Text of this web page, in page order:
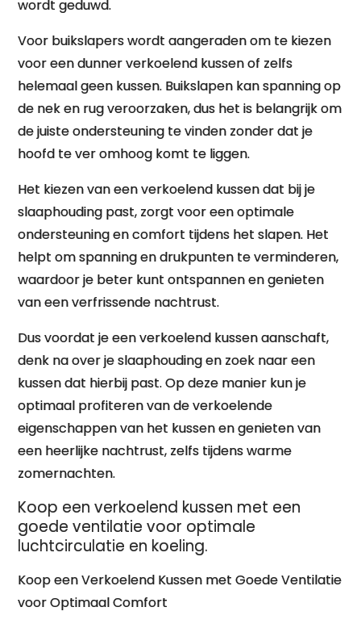
wordt geduwd.
Voor buikslapers wordt aangeraden om te kiezen
voor een dunner verkoelend kussen of zelfs
helemaal geen kussen. Buikslapen kan spanning op
de nek en rug veroorzaken, dus het is belangrijk om
de juiste ondersteuning te vinden zonder dat je
hoofd te ver omhoog komt te liggen.
Het kiezen van een verkoelend kussen dat bij je
slaaphouding past, zorgt voor een optimale
ondersteuning en comfort tijdens het slapen. Het
helpt om spanning en drukpunten te verminderen,
waardoor je beter kunt ontspannen en genieten
van een verfrissende nachtrust.
Dus voordat je een verkoelend kussen aanschaft,
denk na over je slaaphouding en zoek naar een
kussen dat hierbij past. Op deze manier kun je
optimaal profiteren van de verkoelende
eigenschappen van het kussen en genieten van
een heerlijke nachtrust, zelfs tijdens warme
zomernachten.
Koop een verkoelend kussen met een
goede ventilatie voor optimale
luchtcirculatie en koeling.
Koop een Verkoelend Kussen met Goede Ventilatie
voor Optimaal Comfort